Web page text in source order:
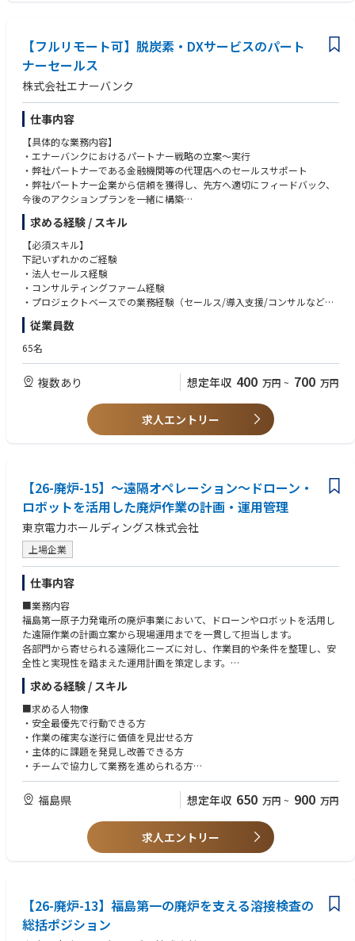
■キャリアパス 以下のようなキャリアパスを想定しています。
短期（1〜3年）：廃炉活動における放射性廃棄物管理設備の設計・建設プ
ロジェクトに参画し、プロジェクトエンジニアとしての基礎を習得してい
ただきます。具体的には、進捗管理や課題管理、関係部署・ベンダーとの
調整、設計図書・仕様書の整理やレビュー補助などを担当し、プロジェク
トの実務を通じて業務の流れを理解していただきます。放射性廃棄物の特
性や管理方法、原子力関連の規制・安全要求といった専門知識を実務の中
で身につけていただきます。
中期（3〜5年）：担当設備や工程単位で責任を持ちながら、プロジェクト
の中核メンバーとして主体的に業務を推進していただきます。
具体的には、設計・建設の進行管理、スケジュール調整、品質・安全への
対応、関係部署や外部企業との調整などを主導していただきます。
また、課題やリスクへの対応を自ら考え、プロジェクトが円滑に進むよう
リードしていただきます。
長期（5年以上）：プロジェクトマネージャーとして、放射性廃棄物管理
設備の設計・建設プロジェクト全体を統括いただくことを期待していま
す。具体的には、プロジェクト全体の計画立案、工程・コスト・品質・リ
な意思決定の推進などを担っていただきます。さらに、複数プロジェクト
の統括や組織運営、部門横断での課題解決、人材育成などにも関与いただ
くことを期待しています。
■配属先部署人数・構成
20代：0名、30代：3名、40代：1名、50代：0名、60代：0名
リサイクルPJG：20代：0名、30代：4名、40代：1名、50代：2名、60
・当部署は、福島第一原子力発電所の廃炉という国家規模プロジェクトを
担う組織でありながら、オープンでフラットなコミュニケーションを重視
する風土があります。
・業務上は専門性の高い議論が多くなりますが、立場や年次に関わらず意
見を出せる環境があり、設計・施工・安全・品質など異なる視点を持ちな
がら、チームとして最適解を導くことを大切にしています。
・日々の業務では、定例会議やプロジェクトレビューに加えて、個別の技
術相談や非公式なディスカッションも活発に行われており、情報共有の密
度が高い点が特徴です。課題やリスクについても早い段階で共有し、チー
ムで解決していくスタイルが根付いています。
・また、廃炉という長期かつ不確実性の高いプロジェクトであるため、個
人で抱え込まず、チームで支える文化があります。特に新しく入られた方
に対しては、周囲のメンバーがフォローしながら業務理解を深めていく体
制を整えています。
・専門性と社会的意義の両方が求められる環境ではありますが、互いを尊
重しながら成長できる組織風土があり、中長期的にスキルを高めていきた
い方にとって働きやすい職場です。
っていただきます。
～具体的には～
・廃炉工程およびリソース計画の立案・取りまとめ
・廃炉に関する対外公表資料や説明資料の作成
・工程・リソースに関する検討内容の整理と論点設定
・社内の経営層や関係部門との調整・合意形成
・NDFなど社外関係者との協議や意見交換
・必要に応じた高度専門人財の活用検討および獲得支援
特に、新たな工程策定・合意形成プロセスの構築は重要なテーマです。
検討内容は最終的に経営判断につながるため、関係者との丁寧な調整や論
理的な整理が期待される役割です。
■魅力・やりがい
本ポジションは、廃炉事業の将来に関わる重要な仕組みづくりに携わるこ
とができる仕事です。単なる計画策定に留まらず、事業運営のあり方その
ものを企画・構築する経験を得られます。
・廃炉事業の中長期的な方向性に関わる企画立案を担当できる
・事業全体に影響する新たな業務プロセスの構築に携われる
・経営層や社外機関との協議を通じて高い視座を養える
・多様な専門家との協働により幅広い知見や人脈を形成できる
・自ら企画した内容が今後の事業運営に反映されやすい環境
企画した工程やリソース計画は、長期にわたる廃炉事業の円滑な推進に大
きく関わります。
社会的意義の大きなテーマに対して、構想段階から携われる点が大きな魅
■キャリアパス 以下のようなキャリアパスを想定しています。
的な業務を担当いただきます。
中期（3〜5年）：発電所側または本社側のプロジェクト業務（デブリ取り
出しなど）など、発電所側の業務を経験いただきます。
これにより、広く福島第一について知識を深めることができます。
長期（5年以上）：長期的には、発電所側または本社側のプロジェクトや
企画を担う責任者として、プロジェクト戦略の策定や経営判断に関与して
いただくことを期待しています。
■配属先部署人数・構成
グループ年代別人数構成：
中長期計画G
■部署の雰囲気
・上下関係なくフラットな雰囲気です。
・若手が多く、活気があります。
・グループ内は経理を見る事務職の方、廃炉工程を見る技術職の方、廃炉
リソースを見る技術職の方と、色々な分野の人財が活躍しています。
～経験～
・新規事業の立ち上げを経験した方
～知識・技能～
・経理に関する基礎知識
～資格～
・コミュニケーションに関する資格を有する。
例えば、ACPA認定コミュニケーション検定上級、JCAA認定コミュニケー
ション能力１級認定資格、内閣総理大臣認証NPO認定コミュにエーション
能力１級認定資格など
【フルリモート可】脱炭素・DXサービスのパート
ナーセールス
株式会社エナーバンク
仕事内容
【具体的な業務内容】
・エナーバンクにおけるパートナー戦略の立案〜実行
・弊社パートナーである金融機関等の代理店へのセールスサポート
・弊社パートナー企業から信頼を獲得し、先方へ適切にフィードバック、
今後のアクションプランを一緒に構築
・自治体企業、民間企業の新規開拓
・顧客に電力状況を提示するための情報をヒアリングし、資料化
・既存顧客、代理店へのフォロー
・エネオク導入が決定した企業に対する、電力調達までのカスタマーサク
セス
・社内PMチーム、オペレーションチームとの連携
・セールスやプロジェクトに関わる各種資料作成
・オペレーション各種の合理化、効率化
・新規自治体の開拓、既存顧客のフォローアップ
・入社時に、ご希望と弊社の期待値をすり合わせ取り組んでいただきま
・電力業界の知見を資料やメンバー、取締役からインプット。
（業界知見がなくとも、早期にキャチアップ、独り立ちができる体制をと
求める経験 / スキル
【必須スキル】
下記いずれかのご経験
・法人セールス経験
・コンサルティングファーム経験
・プロジェクトベースでの業務経験（セールス/導入支援/コンサルなど）
【歓迎スキル】
・官公庁/自治体向け営業やプロジェクト経験
・提案資料作成やプレゼンテーションスキル
【求める人物像】
・ミッション、バリューに共感し、事業成長を“自分ごと”として楽しめる
喜びを感じられる方
・完全リモート環境でも自律的に行動し、質の高いコミュニケーションを
取れる方
従業員数
65名
複数あり 想定年収 400 万円 ~ 700 万円
求人エントリー
【26-廃炉-15】～遠隔オペレーション～ドローン・
ロボットを活用した廃炉作業の計画・運用管理
東京電力ホールディングス株式会社
上場企業
仕事内容
■業務内容
福島第一原子力発電所の廃炉事業において、ドローンやロボットを活用し
た遠隔作業の計画立案から現場運用までを一貫して担当します。
各部門から寄せられる遠隔化ニーズに対し、作業目的や条件を整理し、安
全性と実現性を踏まえた運用計画を策定します。
現場では関係者を取りまとめながら、作業の円滑な遂行を支援するポジシ
ョンです。
～具体的には～
・遠隔作業の目的整理、要件確認、運用計画の立案
・モックアップ検証やリスク評価を通じた実施可否の検討
・作業前レビュー、現場での進行管理・安全管理
・異常発生時の状況把握、対応案の整理および関係者との連携
・オペレーター指導や訓練を通じた技術継承・育成
遠隔オペレーション業務が中心となりますが、改善活動や人財育成にも関
わりながら、安定した運用体制の構築と品質向上に取り組んでいただきま
現場や関係部署と連携しながら、計画から実行、改善まで一連のプロセス
を推進していただくことを想定しています。
～具体的には～
求める経験 / スキル
■求める人物像
・安全最優先で行動できる方
・作業の確実な遂行に価値を見出せる方
・主体的に課題を発見し改善できる方
・チームで協力して業務を進められる方
・廃炉事業に意欲的に取り組める方
■必須要件
～経験～以下①〜④を3年以上経験する方
① ドローンまたは遠隔操作機器の運用経験
② チームでの業務遂行経験
～知識・技能～
・ドローンまたは遠隔操作機器に関する基礎的な操縦知識および運用スキ
福島県 想定年収 650 万円 ~ 900 万円
求人エントリー
【26-廃炉-13】福島第一の廃炉を支える溶接検査の
総括ポジション